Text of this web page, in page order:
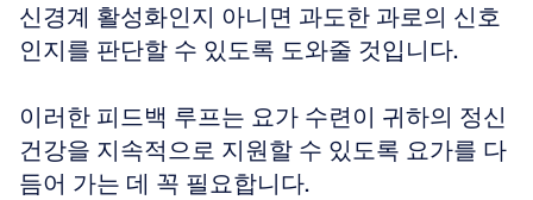
신경계 활성화인지 아니면 과도한 과로의 신호
인지를 판단할 수 있도록 도와줄 것입니다.
이러한 피드백 루프는 요가 수련이 귀하의 정신
건강을 지속적으로 지원할 수 있도록 요가를 다
듬어 가는 데 꼭 필요합니다.